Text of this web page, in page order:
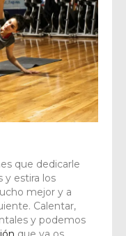
que dedicarle
y estira los
mejor y a
Calentar,
y podemos